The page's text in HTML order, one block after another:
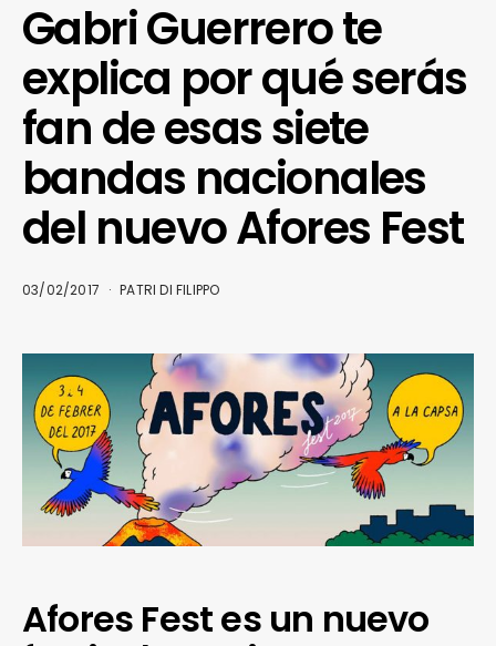
Gabri Guerrero te
explica por qué serás
fan de esas siete
bandas nacionales
del nuevo Afores Fest
03/02/2017 PATRI DI FILIPPO
Afores Fest es un nuevo